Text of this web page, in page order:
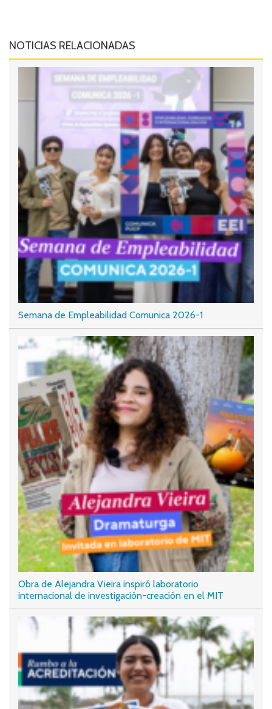
NOTICIAS RELACIONADAS
Semana de Empleabilidad Comunica 2026-1
Obra de Alejandra Vieira inspiró laboratorio
internacional de investigación-creación en el MIT